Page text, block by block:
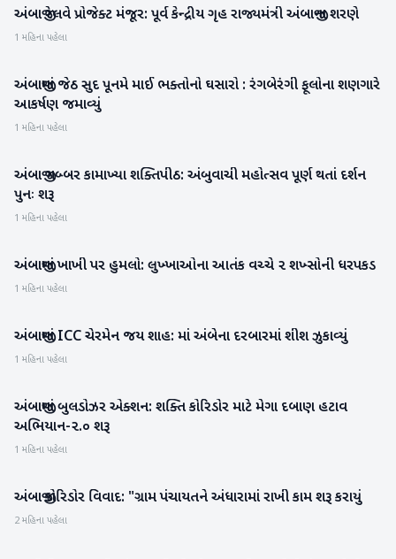
બનાસકાંઠા
અંબાજી રેલવે પ્રોજેક્ટ મંજૂર: પૂર્વ કેન્દ્રીય ગૃહ રાજ્યમંત્રી અંબાજીના શરણે
1 મહિના પહેલા
બનાસકાંઠા
અંબાજીમાં જેઠ સુદ પૂનમે માઈ ભક્તોનો ઘસારો : રંગબેરંગી ફૂલોના શણગારે
આકર્ષણ જમાવ્યું
1 મહિના પહેલા
બનાસકાંઠા
અંબાજી ગબ્બર કામાખ્યા શક્તિપીઠ: અંબુવાચી મહોત્સવ પૂર્ણ થતાં દર્શન
પુનઃ શરૂ
1 મહિના પહેલા
બનાસકાંઠા
અંબાજીમાં ખાખી પર હુમલો: લુખ્ખાઓના આતંક વચ્ચે ૨ શખ્સોની ધરપકડ
1 મહિના પહેલા
બનાસકાંઠા
અંબાજીમાં ICC ચેરમેન જય શાહ: માં અંબેના દરબારમાં શીશ ઝુકાવ્યું
1 મહિના પહેલા
બનાસકાંઠા
અંબાજીમાં બુલડોઝર એક્શન: શક્તિ કોરિડોર માટે મેગા દબાણ હટાવ
અભિયાન-૨.૦ શરૂ
1 મહિના પહેલા
બનાસકાંઠા
અંબાજી કોરિડોર વિવાદ: "ગ્રામ પંચાયતને અંધારામાં રાખી કામ શરૂ કરાયું
2 મહિના પહેલા